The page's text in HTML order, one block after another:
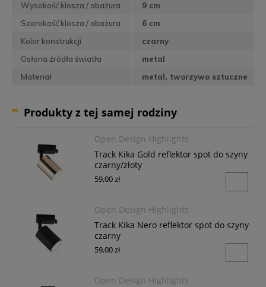
Wysokość klosza / abażura
9 cm
Szerokość klosza / abażura
6 cm
Kolor konstrukcji
czarny
Osłona źródła światła
metal
Materiał
metal, tworzywo sztuczne
Produkty z tej samej rodziny
Open Design Highlights
Track Kika Gold reflektor spot do szyny
czarny/złoty
59,00 zł
Open Design Highlights
Track Kika Nero reflektor spot do szyny
czarny
59,00 zł
Open Design Highlights